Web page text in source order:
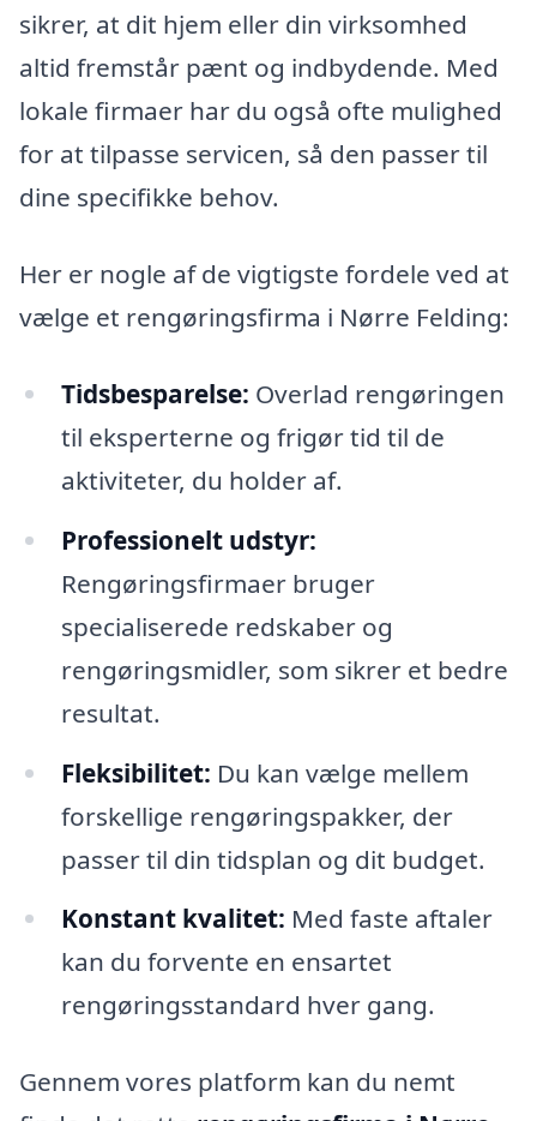
sikrer, at dit hjem eller din virksomhed
altid fremstår pænt og indbydende. Med
lokale firmaer har du også ofte mulighed
for at tilpasse servicen, så den passer til
dine specifikke behov.
Her er nogle af de vigtigste fordele ved at
vælge et rengøringsfirma i Nørre Felding:
Tidsbesparelse: Overlad rengøringen
til eksperterne og frigør tid til de
aktiviteter, du holder af.
Professionelt udstyr:
Rengøringsfirmaer bruger
specialiserede redskaber og
rengøringsmidler, som sikrer et bedre
resultat.
Fleksibilitet: Du kan vælge mellem
forskellige rengøringspakker, der
passer til din tidsplan og dit budget.
Konstant kvalitet: Med faste aftaler
kan du forvente en ensartet
rengøringsstandard hver gang.
Gennem vores platform kan du nemt